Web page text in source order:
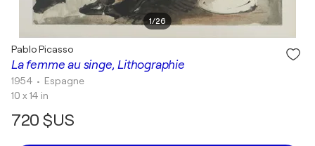
1/26
La femme au singe, Lithographie
Pablo Picasso
1954 • Espagne
10 x 14 in
720 $US